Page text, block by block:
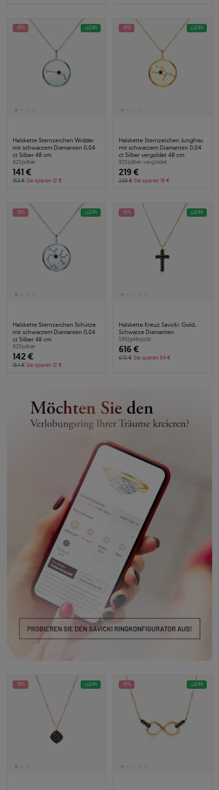
-8% 24h
Halskette Sternzeichen Widder
mit schwarzem Diamanten 0,04
ct Silber 48 cm
925|silber
141 €
153 € Sie sparen 12 €
-8% 24h
Halskette Sternzeichen Jungfrau
mit schwarzem Diamanten 0,04
ct Silber vergoldet 48 cm
925|silber vergoldet
219 €
238 € Sie sparen 19 €
-8% 24h
Halskette Sternzeichen Schütze
mit schwarzem Diamanten 0,04
ct Silber 48 cm
925|silber
142 €
154 € Sie sparen 12 €
-8% 24h
Halskette Kreuz Savicki: Gold,
Schwarze Diamanten
585|gelbgold
616 €
670 € Sie sparen 54 €
-8% 24h -8% 24h